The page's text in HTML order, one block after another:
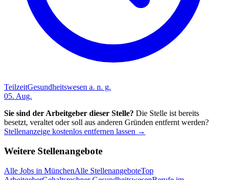
TeilzeitGesundheitswesen a. n. g.
05. Aug.
Sie sind der Arbeitgeber dieser Stelle? Die Stelle ist bereits
besetzt, veraltet oder soll aus anderen Gründen entfernt werden?
Stellenanzeige kostenlos entfernen lassen →
Weitere Stellenangebote
Alle Jobs in MünchenAlle StellenangeboteTop